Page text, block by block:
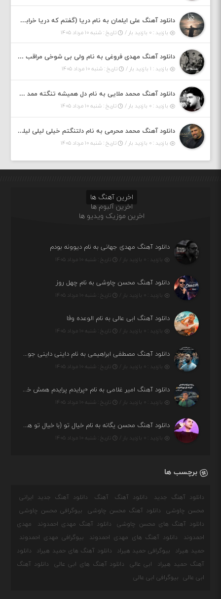
دانلود آهنگ علی ایلمان به نام دریا (گفتم که دریا خرابه نمه بارونه لب شط و نبین)
بازدید : ۰ بازدید بار / تاریخ : شنبه ۱۰ مرداد ۱۴۰۵
دانلود آهنگ مهدی فروغی به نام ولی بی شوخی مراقب من باش
بازدید : ۱ بازدید بار / تاریخ : شنبه ۱۰ مرداد ۱۴۰۵
دانلود آهنگ محمد ملایی به نام دل همیشه تنگته ممد کله ونگته
بازدید : ۰ بازدید بار / تاریخ : شنبه ۱۰ مرداد ۱۴۰۵
دانلود آهنگ محمد محرمی به نام دلتنگتم خیلی لیلی لیلی لیلی تو که نباشی پیش من به زندگی میلی
بازدید : ۰ بازدید بار / تاریخ : شنبه ۱۰ مرداد ۱۴۰۵
اخرین آهنگ ها
اخرین آلبوم ها
اخرین موزیک ویدیو ها
دانلود آهنگ مهدی جهانی به نام دیوونه بودم
بازدید : ۰ بازدید بار / تاریخ : شنبه ۱۰ مرداد ۱۴۰۵
دانلود آهنگ محسن چاوشی به نام چهل روز
بازدید : ۰ بازدید بار / تاریخ : شنبه ۱۰ مرداد ۱۴۰۵
دانلود آهنگ ابی عالی به نام الوعده وفا
بازدید : ۰ بازدید بار / تاریخ : شنبه ۱۰ مرداد ۱۴۰۵
دانلود آهنگ مصطفی ابراهیمی به نام داینی داینی جونم قربون پنج تیر پرونم
بازدید : ۰ بازدید بار / تاریخ : شنبه ۱۰ مرداد ۱۴۰۵
دانلود آهنگ امیر غلامی به نام «پرایدم پرایدم همش خرابه یار نیو کنارم دیگه پولی نداروم (ریمیکس اینستاگرام)»
بازدید : ۰ بازدید بار / تاریخ : شنبه ۱۰ مرداد ۱۴۰۵
دانلود آهنگ محسن یگانه به نام خیال تو (با خیال تو هنوزم مثل هر روز و همیشه ریمیکس)
بازدید : ۰ بازدید بار / تاریخ : شنبه ۱۰ مرداد ۱۴۰۵
برچسب ها
دانلود آهنگ جدید دانلود آهنگ آهنگ
دانلود آهنگ جدید ایرانی
محسن چاوشی
دانلود آهنگ محسن چاوشی
بیوگرافی محسن چاوشی
دانلود آهنگ های محسن چاوشی
دانلود آهنگ مهدی احمدوند
مهدی
احمدوند
دانلود آهنگ های مهدی احمدوند
بیوگرافی مهدی احمدوند
حمید هیراد
بیوگرافی حمید هیراد دانلود آهنگ های حمید هیراد
دانلود
آهنگ حمید هیراد
ابی عالی دانلود آهنگ های ابی عالی
دانلود آهنگ
ابی عالی
بیوگرافی ابی عالی